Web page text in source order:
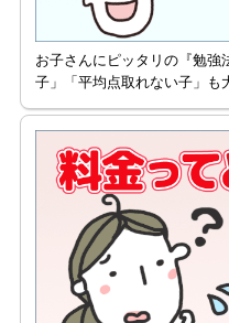
お子さんにピッタリの『勉強
子」「平均点取れない子」も